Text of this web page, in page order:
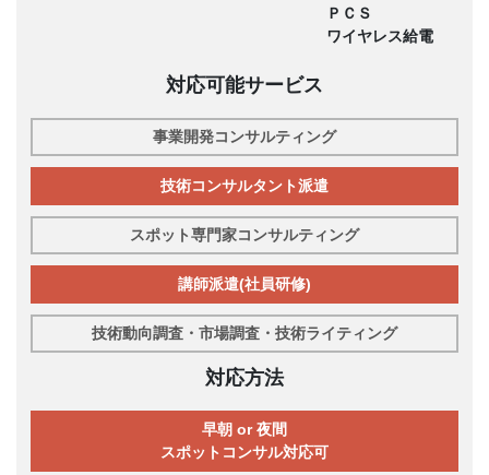
ＰＣＳ
ワイヤレス給電
対応可能サービス
事業開発コンサルティング
技術コンサルタント派遣
スポット専門家コンサルティング
講師派遣(社員研修)
技術動向調査・市場調査・技術ライティング
対応方法
早朝 or 夜間
スポットコンサル対応可